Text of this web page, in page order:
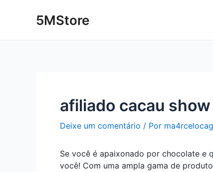
5MStore
afiliado cacau show
Deixe um comentário / Por
Se você é apaixonado por chocolate e
você! Com uma ampla gama de
navigation